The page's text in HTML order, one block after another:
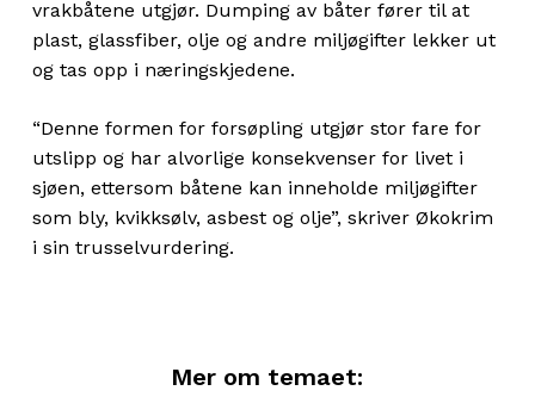
vrakbåtene utgjør. Dumping av båter fører til at
plast, glassfiber, olje og andre miljøgifter lekker ut
og tas opp i næringskjedene.
“Denne formen for forsøpling utgjør stor fare for
utslipp og har alvorlige konsekvenser for livet i
sjøen, ettersom båtene kan inneholde miljøgifter
som bly, kvikksølv, asbest og olje”, skriver Økokrim
i sin trusselvurdering.
Mer om temaet: